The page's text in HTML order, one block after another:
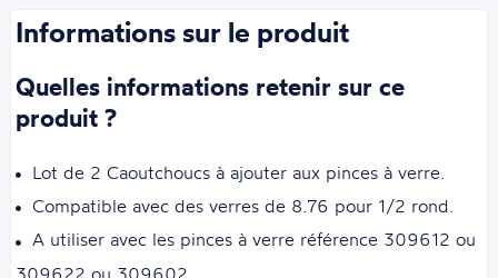
Informations sur le produit
Quelles informations retenir sur ce
produit ?
Lot de 2 Caoutchoucs à ajouter aux pinces à verre.
Compatible avec des verres de 8.76 pour 1/2 rond.
A utiliser avec les pinces à verre référence 309612 ou
309622 ou 309602.